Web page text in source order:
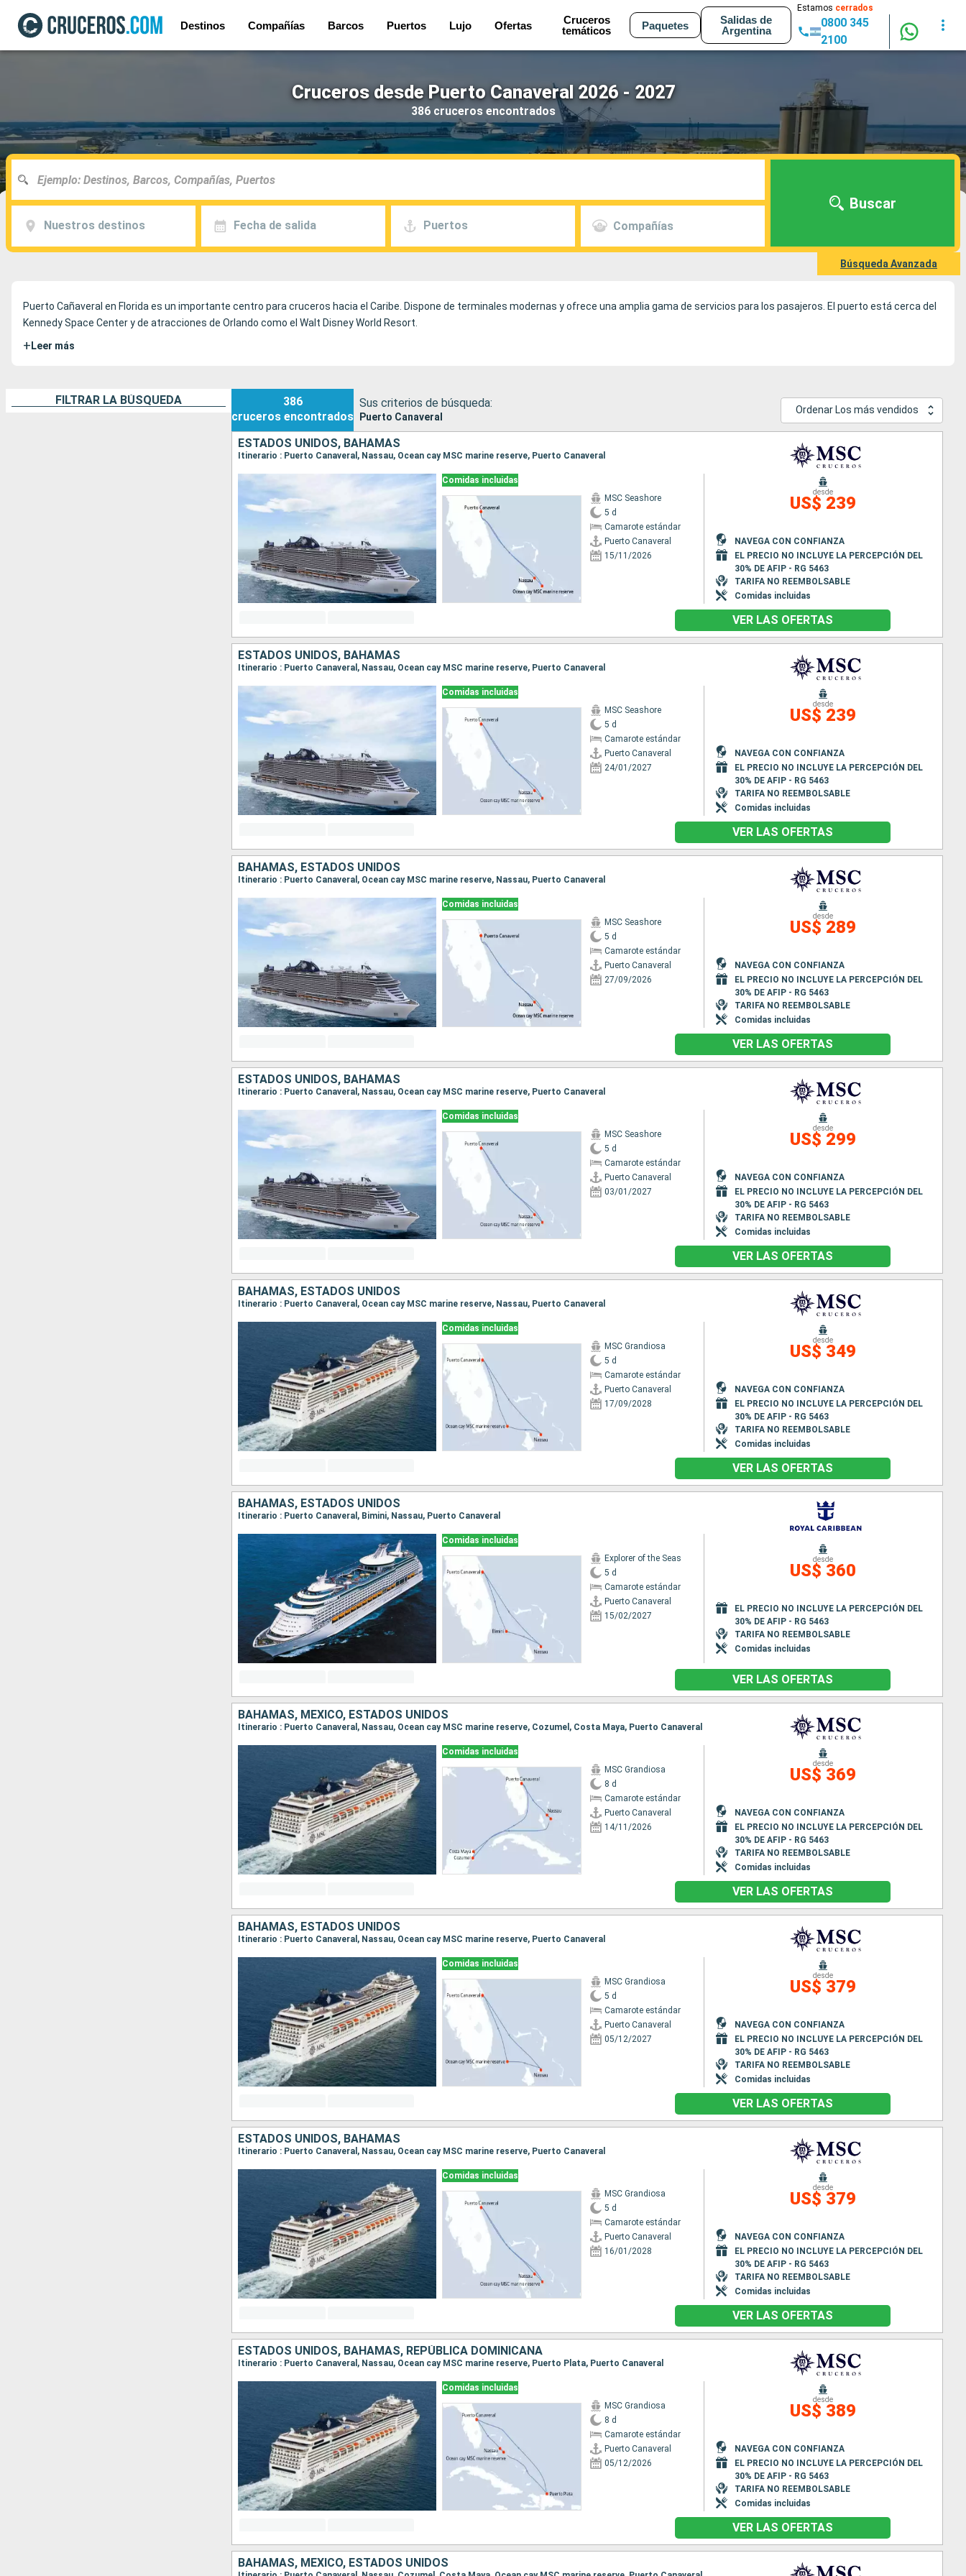
Destinos Compañías Barcos Puertos Lujo Ofertas
Cruceros
temáticos
Paquetes
Salidas de
Argentina
Estamos cerrados
0800 345
2100
Cruceros desde Puerto Canaveral 2026 - 2027
386 cruceros encontrados
Nuestros destinos Fecha de salida Puertos Compañías
Buscar
Búsqueda Avanzada
Puerto Cañaveral en Florida es un importante centro para cruceros hacia el Caribe. Dispone de terminales modernas y ofrece una amplia gama de servicios para los pasajeros. El puerto está cerca del
Kennedy Space Center y de atracciones de Orlando como el Walt Disney World Resort.
+ Leer más
FILTRAR LA BÚSQUEDA
386
cruceros encontrados
Sus criterios de búsqueda:
Puerto Canaveral
Ordenar Los más vendidos
ESTADOS UNIDOS, BAHAMAS
Itinerario : Puerto Canaveral, Nassau, Ocean cay MSC marine reserve, Puerto Canaveral
Comidas incluidas
MSC Seashore
5 d
Camarote estándar
Puerto Canaveral
15/11/2026
desde
US$ 239
NAVEGA CON CONFIANZA
EL PRECIO NO INCLUYE LA PERCEPCIÓN DEL
30% DE AFIP - RG 5463
TARIFA NO REEMBOLSABLE
Comidas incluidas
VER LAS OFERTAS
ESTADOS UNIDOS, BAHAMAS
Itinerario : Puerto Canaveral, Nassau, Ocean cay MSC marine reserve, Puerto Canaveral
Comidas incluidas
MSC Seashore
5 d
Camarote estándar
Puerto Canaveral
24/01/2027
desde
US$ 239
NAVEGA CON CONFIANZA
EL PRECIO NO INCLUYE LA PERCEPCIÓN DEL
30% DE AFIP - RG 5463
TARIFA NO REEMBOLSABLE
Comidas incluidas
VER LAS OFERTAS
BAHAMAS, ESTADOS UNIDOS
Itinerario : Puerto Canaveral, Ocean cay MSC marine reserve, Nassau, Puerto Canaveral
Comidas incluidas
MSC Seashore
5 d
Camarote estándar
Puerto Canaveral
27/09/2026
desde
US$ 289
NAVEGA CON CONFIANZA
EL PRECIO NO INCLUYE LA PERCEPCIÓN DEL
30% DE AFIP - RG 5463
TARIFA NO REEMBOLSABLE
Comidas incluidas
VER LAS OFERTAS
ESTADOS UNIDOS, BAHAMAS
Itinerario : Puerto Canaveral, Nassau, Ocean cay MSC marine reserve, Puerto Canaveral
Comidas incluidas
MSC Seashore
5 d
Camarote estándar
Puerto Canaveral
03/01/2027
desde
US$ 299
NAVEGA CON CONFIANZA
EL PRECIO NO INCLUYE LA PERCEPCIÓN DEL
30% DE AFIP - RG 5463
TARIFA NO REEMBOLSABLE
Comidas incluidas
VER LAS OFERTAS
BAHAMAS, ESTADOS UNIDOS
Itinerario : Puerto Canaveral, Ocean cay MSC marine reserve, Nassau, Puerto Canaveral
Comidas incluidas
MSC Grandiosa
5 d
Camarote estándar
Puerto Canaveral
17/09/2028
desde
US$ 349
NAVEGA CON CONFIANZA
EL PRECIO NO INCLUYE LA PERCEPCIÓN DEL
30% DE AFIP - RG 5463
TARIFA NO REEMBOLSABLE
Comidas incluidas
VER LAS OFERTAS
BAHAMAS, ESTADOS UNIDOS
Itinerario : Puerto Canaveral, Bimini, Nassau, Puerto Canaveral
Comidas incluidas
Explorer of the Seas
5 d
Camarote estándar
Puerto Canaveral
15/02/2027
desde
US$ 360
EL PRECIO NO INCLUYE LA PERCEPCIÓN DEL
30% DE AFIP - RG 5463
TARIFA NO REEMBOLSABLE
Comidas incluidas
VER LAS OFERTAS
BAHAMAS, MÉXICO, ESTADOS UNIDOS
Itinerario : Puerto Canaveral, Nassau, Ocean cay MSC marine reserve, Cozumel, Costa Maya, Puerto Canaveral
Comidas incluidas
MSC Grandiosa
8 d
Camarote estándar
Puerto Canaveral
14/11/2026
desde
US$ 369
NAVEGA CON CONFIANZA
EL PRECIO NO INCLUYE LA PERCEPCIÓN DEL
30% DE AFIP - RG 5463
TARIFA NO REEMBOLSABLE
Comidas incluidas
VER LAS OFERTAS
BAHAMAS, ESTADOS UNIDOS
Itinerario : Puerto Canaveral, Nassau, Ocean cay MSC marine reserve, Puerto Canaveral
Comidas incluidas
MSC Grandiosa
5 d
Camarote estándar
Puerto Canaveral
05/12/2027
desde
US$ 379
NAVEGA CON CONFIANZA
EL PRECIO NO INCLUYE LA PERCEPCIÓN DEL
30% DE AFIP - RG 5463
TARIFA NO REEMBOLSABLE
Comidas incluidas
VER LAS OFERTAS
ESTADOS UNIDOS, BAHAMAS
Itinerario : Puerto Canaveral, Nassau, Ocean cay MSC marine reserve, Puerto Canaveral
Comidas incluidas
MSC Grandiosa
5 d
Camarote estándar
Puerto Canaveral
16/01/2028
desde
US$ 379
NAVEGA CON CONFIANZA
EL PRECIO NO INCLUYE LA PERCEPCIÓN DEL
30% DE AFIP - RG 5463
TARIFA NO REEMBOLSABLE
Comidas incluidas
VER LAS OFERTAS
ESTADOS UNIDOS, BAHAMAS, REPÚBLICA DOMINICANA
Itinerario : Puerto Canaveral, Nassau, Ocean cay MSC marine reserve, Puerto Plata, Puerto Canaveral
Comidas incluidas
MSC Grandiosa
8 d
Camarote estándar
Puerto Canaveral
05/12/2026
desde
US$ 389
NAVEGA CON CONFIANZA
EL PRECIO NO INCLUYE LA PERCEPCIÓN DEL
30% DE AFIP - RG 5463
TARIFA NO REEMBOLSABLE
Comidas incluidas
VER LAS OFERTAS
BAHAMAS, MÉXICO, ESTADOS UNIDOS